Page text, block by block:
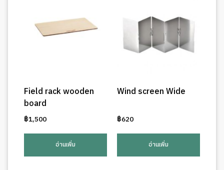
Field rack wooden
board
฿1,500
อ่านเพิ่ม
Wind screen Wide
฿620
อ่านเพิ่ม